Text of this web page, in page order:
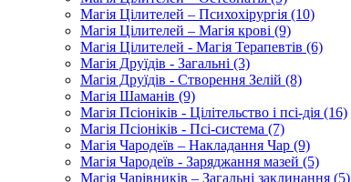
Магія Цілителей – Психохірургія (10)
Магія Цілителей – Магія крові (9)
Магія Цілителей - Магія Терапевтів (6)
Магія Друїдів - Загальні (3)
Магія Друїдів - Створення Зелій (8)
Магія Шаманів (9)
Магія Псіоніків - Цілітельство і псі-дія (16)
Магія Псіоніків - Псі-система (7)
Магія Чародеїв – Накладання Чар (9)
Магія Чародеїв - Заряджання мазей (5)
Магія Чарівників – Загальні заклинання (5)